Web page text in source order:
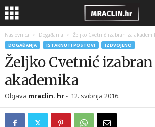
Naslovnica Događanja Željko Cvetnić izabran za
DOGAĐANJA ISTAKNUTI POSTOVI IZDVOJENO
Željko Cvetnić izabran
akademika
Objava mraclin. hr- 12. svibnja 2016.